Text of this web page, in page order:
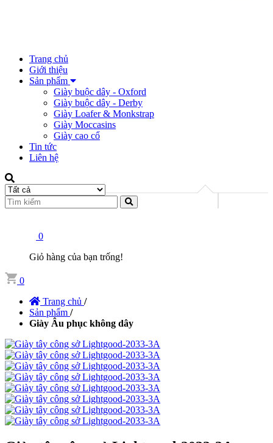
Trang chủ
Giới thiệu
Sản phẩm
Giày buộc dây - Oxford
Giày buộc dây - Derby
Giày Loafer & Monkstrap
Giày Moccasins
Giày cao cổ
Tin tức
Liên hệ
0
Giỏ hàng của bạn trống!
0
Trang chủ /
Sản phẩm /
Giày Âu phục không dây